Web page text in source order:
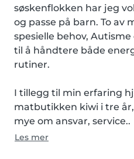
søskenflokken har jeg
og passe på barn. To av
spesielle behov,
til å håndtere både
rutiner.
I tillegg til min erfaring
matbutikken kiwi i tre
mye om ansvar, service..
Les mer